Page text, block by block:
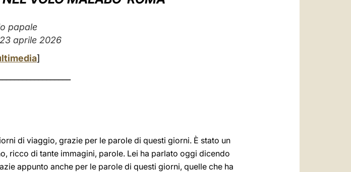
papale
aprile 2026
]
di viaggio, grazie per le parole di questi giorni. È stato un
ricco di tante immagini, parole. Lei ha parlato oggi dicendo
appunto anche per le parole di questi giorni, quelle che ha